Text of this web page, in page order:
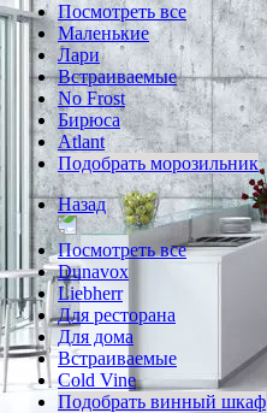
Посмотреть все
Маленькие
Лари
Встраиваемые
No Frost
Бирюса
Atlant
Подобрать морозильник
Назад
Посмотреть все
Dunavox
Liebherr
Для ресторана
Для дома
Встраиваемые
Cold Vine
Подобрать винный шкаф